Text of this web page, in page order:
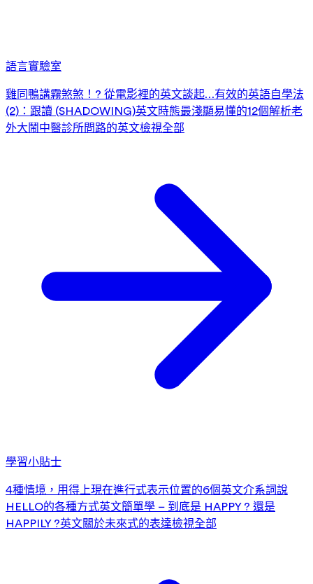
語言實驗室
雞同鴨講霧煞煞！? 從電影裡的英文談起…有效的英語自學法
(2)：跟讀 (SHADOWING)英文時態最淺顯易懂的12個解析老
外大鬧中醫診所問路的英文檢視全部
學習小貼士
4種情境，用得上現在進行式表示位置的6個英文介系詞說
HELLO的各種方式英文簡單學 – 到底是 HAPPY ? 還是
HAPPILY ?英文關於未來式的表達檢視全部